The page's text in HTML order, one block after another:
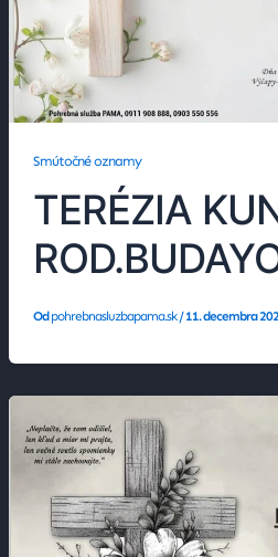
Smútočné oznamy
TERÉZIA
Od pohrebnasluzbapama.sk/11. decembra